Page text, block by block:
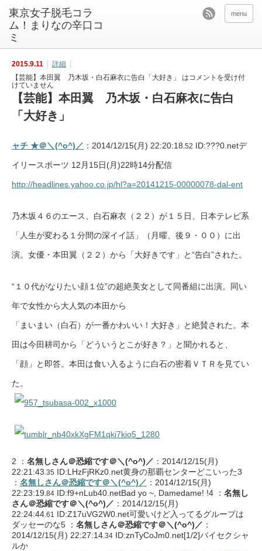
東京女子脱毛コラ
ム！まりなの辛口コ
ミ
menu
2015.9.11
詳細
【芸能】本田翼 乃木坂・白石麻衣に告白「大好き」 はコメントを受け付
けていません
【芸能】本田翼 乃木坂・白石麻衣に告白
「大好き」
ャチ ★＠＼(^o^)／ ：2014/12/15(月) 22:20:18 .52 ID:???0.netデ
イリースポーツ 12月15日(月)22時14分配信
http://headlines.yahoo.co.jp/hl?a=20141215-00000078-dal-ent
乃木坂４６のエース、白石麻衣（２２）が１５日、日本テレビ系
「人生が変わる１分間の深イイ話」（月曜、後９・００）に出
演。女優・本田翼（２２）から「大好きです」と“告白”された。
“１０代がなりたい顔１位”の超絶美女として同番組に出演。同い
年で女性から大人気の本田から
「まいまい（白石）が一番かわいい！大好き」と絶賛された。本
田は今田耕司から「どういうとこが好き？」と聞かれると、
「顔」と即答。本田は食い入るように白石の密着ＶＴＲを見てい
た。
2 ： 名無しさん＠恐縮です＠＼(^o^)／ ：2014/12/15(月)
22:21:43 .35 ID:LHzFjRKz0.net黄身の那覇センターどこいった3
： 名無しさん＠恐縮です＠＼(^o^)／ ：2014/12/15(月)
22:23:19 .84 ID:f9+nLub40.netBad yo ~, Damedame! !4 ： 名無し
さん＠恐縮です＠＼(^o^)／ ：2014/12/15(月)
22:24:44 .61
ID:Z17uVG2W0.net可愛いけど入ってるグループは
ダッセーのな5 ： 名無しさん＠恐縮です＠＼(^o^)／ ：
2014/12/15(月) 22:27:14 .34 ID:znTyCoJm0.net[1/2]バイセクシャ
ルか